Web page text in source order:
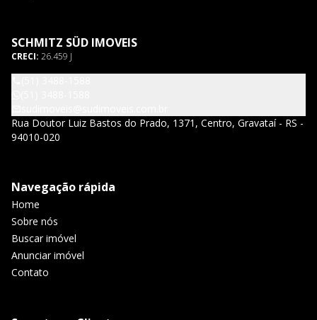
SCHMITZ SÜD IMOVEIS
CRECI: 26.459 J
Rua Doutor Luiz Bastos do Prado, 1371, Centro, Gravataí - RS -
94010-020
Navegação rápida
Home
Sobre nós
Buscar imóvel
Anunciar imóvel
Contato